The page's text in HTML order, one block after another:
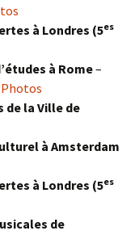
à Londres (5es
à Rome–
Photos
de la Ville de
à Amsterdam
à Londres (5es
de